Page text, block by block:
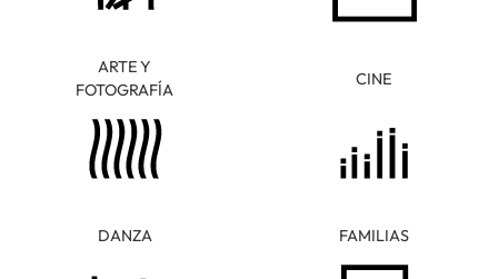
ARTE Y
FOTOGRAFÍA
CINE
DANZA FAMILIAS